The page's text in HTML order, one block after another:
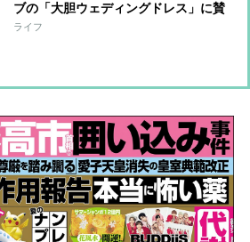
ブの「大胆ウェディングドレス」に賛
否、結婚式で主張する「自分らしさ」
ライフ